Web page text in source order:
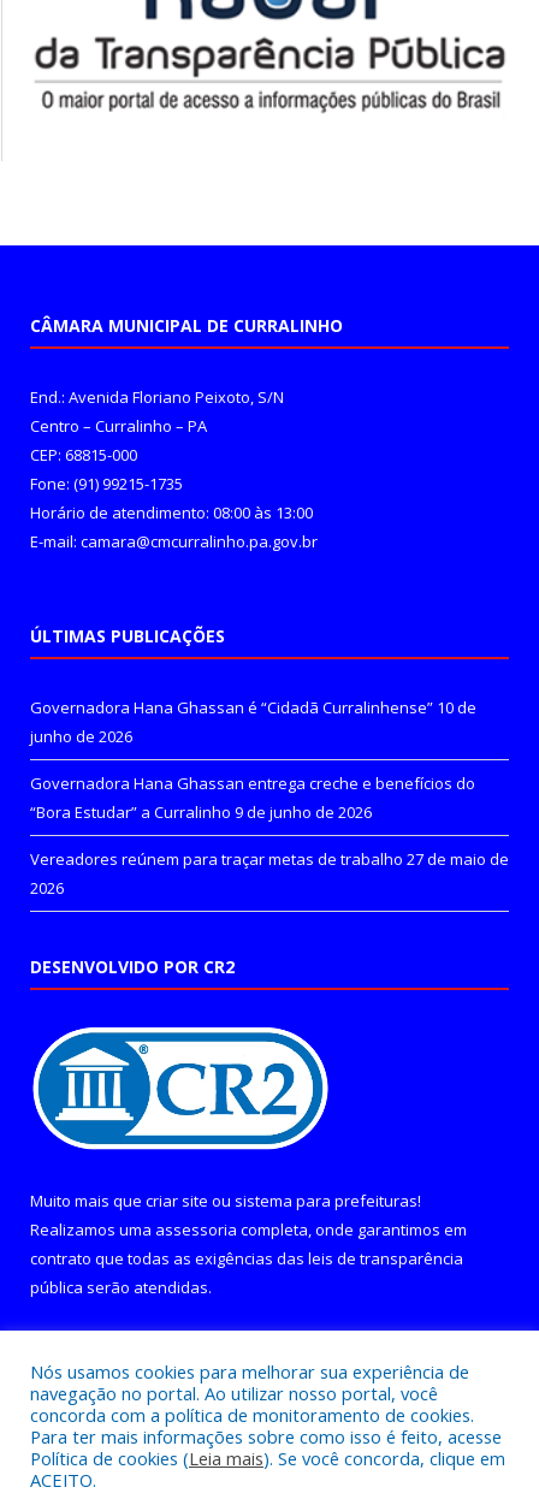
CÂMARA MUNICIPAL DE CURRALINHO
End.: Avenida Floriano Peixoto, S/N
Centro – Curralinho – PA
CEP: 68815-000
Fone: (91) 99215-1735
Horário de atendimento: 08:00 às 13:00
E-mail: camara@cmcurralinho.pa.gov.br
ÚLTIMAS PUBLICAÇÕES
Governadora Hana Ghassan é “Cidadã Curralinhense” 10 de
junho de 2026
Governadora Hana Ghassan entrega creche e benefícios do
“Bora Estudar” a Curralinho 9 de junho de 2026
Vereadores reúnem para traçar metas de trabalho 27 de maio de
2026
DESENVOLVIDO POR CR2
Muito mais que criar site ou sistema para prefeituras!
Realizamos uma assessoria completa, onde garantimos em
contrato que todas as exigências das leis de transparência
pública serão atendidas.
Todos os direitos reservados a Câmara Municipal de Curralinho.
Nós usamos cookies para melhorar sua experiência de
navegação no portal. Ao utilizar nosso portal, você
concorda com a política de monitoramento de cookies.
Para ter mais informações sobre como isso é feito, acesse
Política de cookies (Leia mais). Se você concorda, clique em
ACEITO.